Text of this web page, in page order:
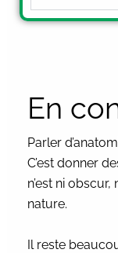
En
Parler
C’est donner
n’est ni
nature.
Il reste